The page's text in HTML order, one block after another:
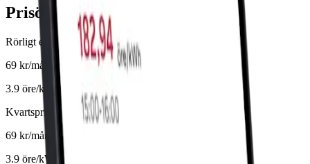
Prisöversikt
Rörligt elpris
69 kr/mån
3.9 öre/kWh
Kvartspris
69 kr/mån
3.9 öre/kWh